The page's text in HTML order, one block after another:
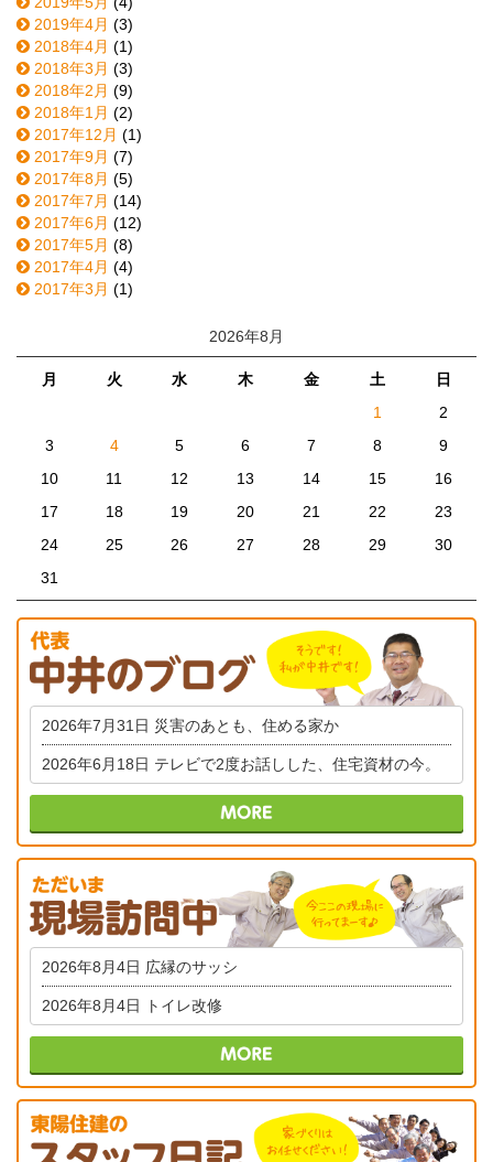
2019年4月 (3)
2018年4月 (1)
2018年3月 (3)
2018年2月 (9)
2018年1月 (2)
2017年12月 (1)
2017年9月 (7)
2017年8月 (5)
2017年7月 (14)
2017年6月 (12)
2017年5月 (8)
2017年4月 (4)
2017年3月 (1)
2026年8月
月 火 水 木 金 土
日
1
2
3
4 5 6 7 8
9
10
11 12 13 14 15
16
17
18 19 20 21 22
23
24
25 26 27 28 29
30
31
2026年7月31日 災害のあとも、住める家か
2026年6月18日 テレビで2度お話しした、住宅資材の今。
2026年8月4日 広縁のサッシ
2026年8月4日 トイレ改修